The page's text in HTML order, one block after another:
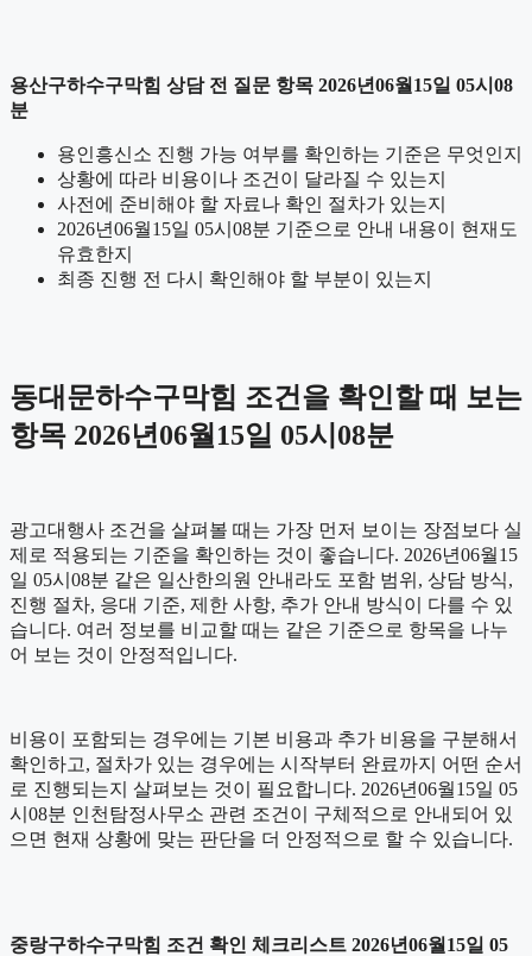
용산구하수구막힘 상담 전 질문 항목 2026년06월15일 05시08
분
용인흥신소 진행 가능 여부를 확인하는 기준은 무엇인지
상황에 따라 비용이나 조건이 달라질 수 있는지
사전에 준비해야 할 자료나 확인 절차가 있는지
2026년06월15일 05시08분 기준으로 안내 내용이 현재도
유효한지
최종 진행 전 다시 확인해야 할 부분이 있는지
동대문하수구막힘 조건을 확인할 때 보는
항목 2026년06월15일 05시08분
광고대행사 조건을 살펴볼 때는 가장 먼저 보이는 장점보다 실
제로 적용되는 기준을 확인하는 것이 좋습니다. 2026년06월15
일 05시08분 같은 일산한의원 안내라도 포함 범위, 상담 방식,
진행 절차, 응대 기준, 제한 사항, 추가 안내 방식이 다를 수 있
습니다. 여러 정보를 비교할 때는 같은 기준으로 항목을 나누
어 보는 것이 안정적입니다.
비용이 포함되는 경우에는 기본 비용과 추가 비용을 구분해서
확인하고, 절차가 있는 경우에는 시작부터 완료까지 어떤 순서
로 진행되는지 살펴보는 것이 필요합니다. 2026년06월15일 05
시08분 인천탐정사무소 관련 조건이 구체적으로 안내되어 있
으면 현재 상황에 맞는 판단을 더 안정적으로 할 수 있습니다.
중랑구하수구막힘 조건 확인 체크리스트 2026년06월15일 05